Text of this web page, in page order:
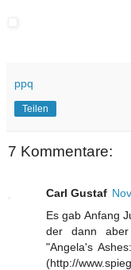
ppq
Teilen
7 Kommentare:
Carl Gustaf
Es gab Anfang
der dann
"Angela's
(http://